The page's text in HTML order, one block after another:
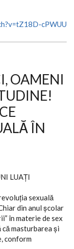
cPWUU
OAMENI
ÎN
LUAȚI
sexuală
din anul şcolar
în materie de sex
masturbarea şi
conform